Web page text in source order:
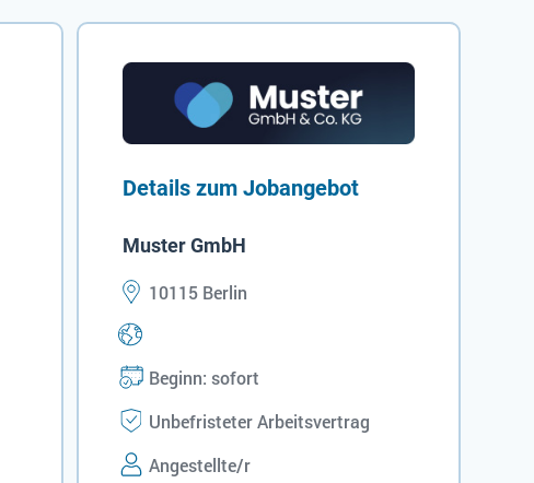
Details zum Jobangebot
Muster GmbH
10115 Berlin
Beginn: sofort
Unbefristeter Arbeitsvertrag
Angestellte/r